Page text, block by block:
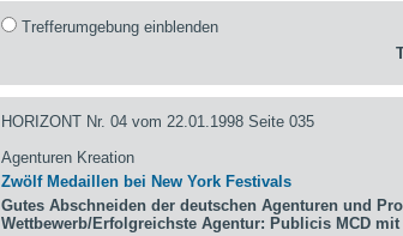
Trefferumgebung einblenden
HORIZONT Nr. 04 vom 22.01.1998 Seite 035
Agenturen Kreation
Zwölf Medaillen bei New York Festivals
Gutes Abschneiden der deutschen Agenturen und
Wettbewerb/Erfolgreichste Agentur: Publicis MCD mit